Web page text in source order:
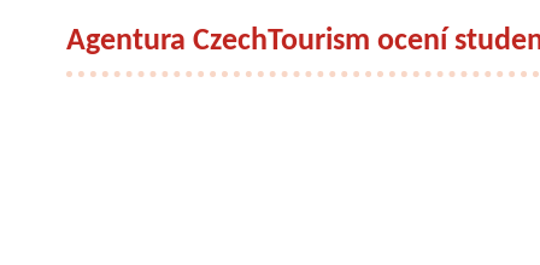
Agentura CzechTourism ocení